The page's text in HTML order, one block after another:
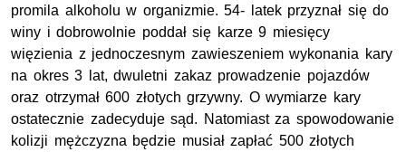
promila alkoholu w organizmie. 54- latek przyznał się do
winy i dobrowolnie poddał się karze 9 miesięcy
więzienia z jednoczesnym zawieszeniem wykonania kary
na okres 3 lat, dwuletni zakaz prowadzenie pojazdów
oraz otrzymał 600 złotych grzywny. O wymiarze kary
ostatecznie zadecyduje sąd. Natomiast za spowodowanie
kolizji mężczyzna będzie musiał zapłać 500 złotych